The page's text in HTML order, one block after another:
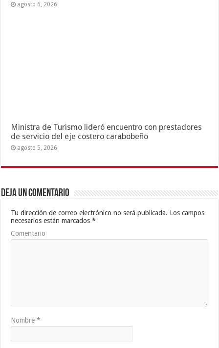
agosto 6, 2026
Ministra de Turismo lideró encuentro con prestadores
de servicio del eje costero carabobeño
agosto 5, 2026
Deja un comentario
Tu dirección de correo electrónico no será publicada. Los campos
necesarios están marcados*
Comentario
Nombre*